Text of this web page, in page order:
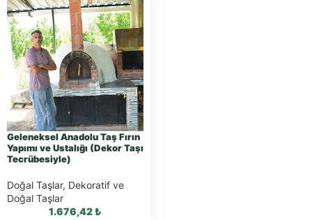
Geleneksel Anadolu Taş Fırın
Yapımı ve Ustalığı (Dekor Taşı
Tecrübesiyle)
Doğal Taşlar, Dekoratif ve
Doğal Taşlar
1.676,42₺